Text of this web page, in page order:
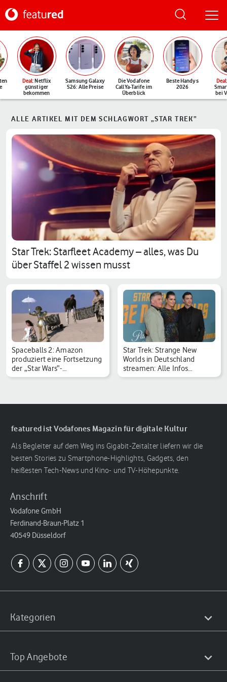
Deal: Netflix
günstiger
bekommen
Samsung Galaxy
S26: Alle Preise
Die Vodafone
CallYa-Tarife im
Überblick
Beste Handys
2026
Deal
bei
ALLE ARTIKEL MIT DEM SCHLAGWORT „STAR TREK“
Star Trek: Starfleet Academy – alles, was Du
über Staffel 2 wissen musst
Spaceballs 2: Amazon
produziert eine Fortsetzung
der „Star Wars“-…
Star Trek: Strange New
Worlds in Deutschland
streamen: Alle Infos…
featured ist Vodafones Magazin für digitale Kultur
Als Begleiter auf dem Weg ins Gigabit-Zeitalter liefern wir die
besten Stories zu Smartphone-Highlights, Gadgets, den
heißesten Tech-News und Kino- und TV-Höhepunkte.
Anschrift
Vodafone GmbH
Ferdinand-Braun-Platz 1
40549 Düsseldorf
Kategorien
Top Angebote